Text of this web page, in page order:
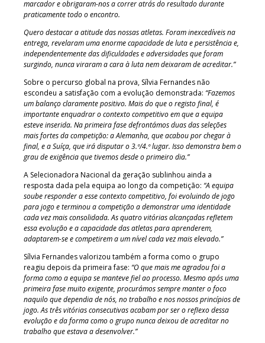
marcador e obrigaram-nos a correr atrás do resultado durante
praticamente todo o encontro.
Quero destacar a atitude das nossas atletas. Foram inexcedíveis na
entrega, revelaram uma enorme capacidade de luta e persistência e,
independentemente das dificuldades e adversidades que foram
surgindo, nunca viraram a cara à luta nem deixaram de acreditar.”
Sobre o percurso global na prova, Sílvia Fernandes não
escondeu a satisfação com a evolução demonstrada: “Fazemos
um balanço claramente positivo. Mais do que o registo final, é
importante enquadrar o contexto competitivo em que a equipa
esteve inserida. Na primeira fase defrontámos duas das seleções
mais fortes da competição: a Alemanha, que acabou por chegar à
final, e a Suíça, que irá disputar o 3.º/4.º lugar. Isso demonstra bem o
grau de exigência que tivemos desde o primeiro dia.”
A Selecionadora Nacional da geração sublinhou ainda a
resposta dada pela equipa ao longo da competição: “A equipa
soube responder a esse contexto competitivo, foi evoluindo de jogo
para jogo e terminou a competição a demonstrar uma identidade
cada vez mais consolidada. As quatro vitórias alcançadas refletem
essa evolução e a capacidade das atletas para aprenderem,
adaptarem-se e competirem a um nível cada vez mais elevado.”
Sílvia Fernandes valorizou também a forma como o grupo
reagiu depois da primeira fase: “O que mais me agradou foi a
forma como a equipa se manteve fiel ao processo. Mesmo após uma
primeira fase muito exigente, procurámos sempre manter o foco
naquilo que dependia de nós, no trabalho e nos nossos princípios de
jogo. As três vitórias consecutivas acabam por ser o reflexo dessa
evolução e da forma como o grupo nunca deixou de acreditar no
trabalho que estava a desenvolver.”